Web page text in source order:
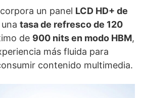
un panel LCD HD+ de
tasa de refresco de 120
de 900 nits en modo HBM,
más fluida para
contenido multimedia.